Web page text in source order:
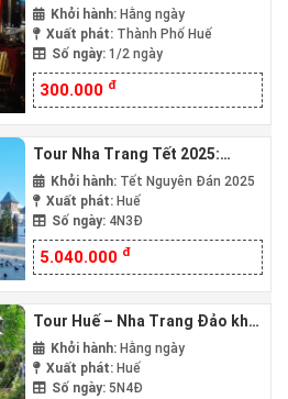
xích lô ngắm Cố đô Huế
Khởi hành: Hằng ngày
Xuất phát: Thành Phố Huế
Số ngày: 1/2 ngày
300.000 đ
Tour Nha Trang Tết 2025:
Khám Phá Vinwonder Nha
Trang 4N3Đ
Khởi hành: Tết Nguyên Đán 2025
Xuất phát: Huế
Số ngày: 4N3Đ
5.040.000 đ
Tour Huế – Nha Trang Đảo khỉ
Suối Hoa Lan 5 ngày 4 đêm
Khởi hành: Hằng ngày
Xuất phát: Huế
Số ngày: 5N4Đ